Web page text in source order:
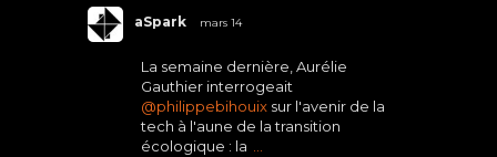
aSpark mars 14
La semaine dernière, Aurélie
Gauthier interrogeait
@philippebihouix sur l'avenir de la
tech à l'aune de la transition
écologique : la